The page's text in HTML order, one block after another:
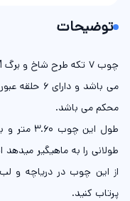
توضیحات
می باشد و
محکم می باشد.
طول این
طولانی را به ماهیگیر
از این چوب در دریاچه و لب
پرتاب کنید.